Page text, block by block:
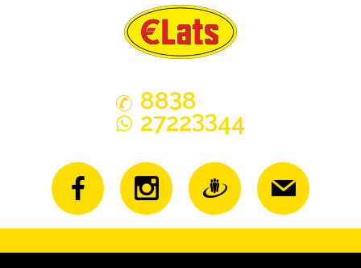
8838
27223344